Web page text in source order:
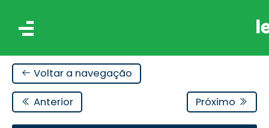
Voltar a navegação
Anterior Próximo